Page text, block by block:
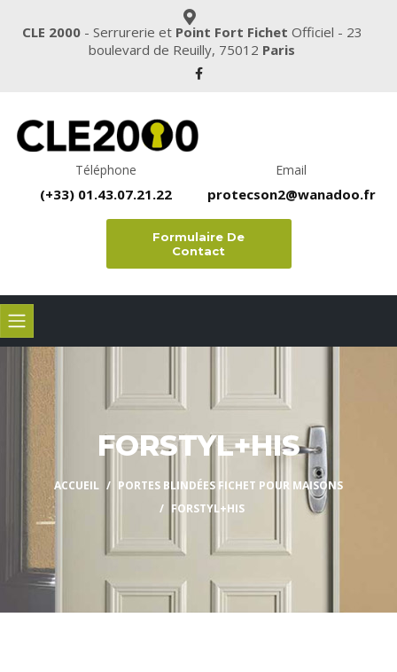
CLE 2000- Serrurerie et Point Fort Fichet Officiel - 23
boulevard de Reuilly, 75012 Paris
Téléphone
(+33) 01.43.07.21.22
Email
protecson2@wanadoo.fr
Formulaire De
Contact
FORSTYL+HIS
ACCUEIL
PORTES BLINDÉES FICHET POUR MAISONS
FORSTYL+HIS